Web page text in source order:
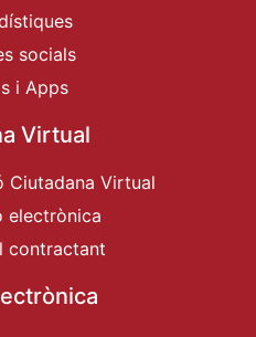
socials
i Apps
Virtual
Ciutadana Virtual
contractant